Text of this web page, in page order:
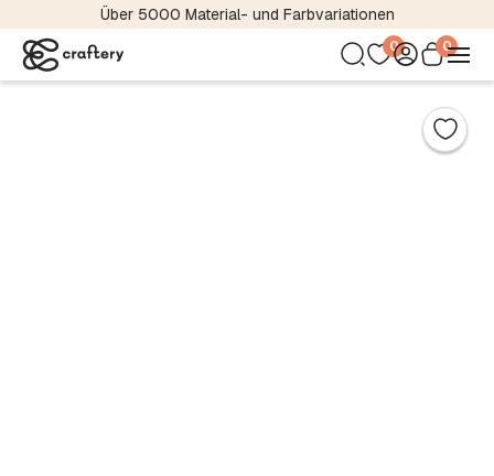
Internationaler Magazinversand
0 0